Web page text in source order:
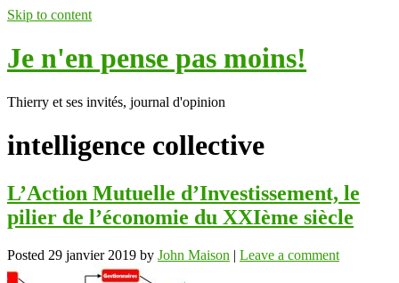
Skip to content
Je n'en pense pas moins!
Thierry et ses invités, journal d'opinion
intelligence collective
L’Action Mutuelle d’Investissement, le
pilier de l’économie du XXIème siècle
Posted 29 janvier 2019 by John Maison | Leave a comment